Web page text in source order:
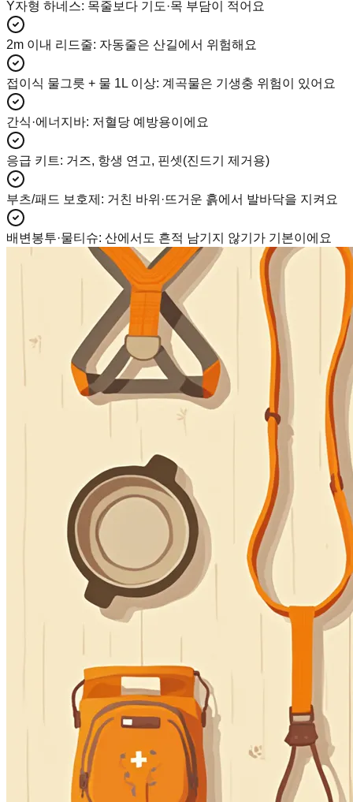
Y자형 하네스: 목줄보다 기도·목 부담이 적어요
2m 이내 리드줄: 자동줄은 산길에서 위험해요
접이식 물그릇 + 물 1L 이상: 계곡물은 기생충 위험이 있어요
간식·에너지바: 저혈당 예방용이에요
응급 키트: 거즈, 항생 연고, 핀셋(진드기 제거용)
부츠/패드 보호제 : 거친 바위·뜨거운 흙에서 발바닥을 지켜요
배변봉투·물티슈: 산에서도 흔적 남기지 않기가 기본이에요